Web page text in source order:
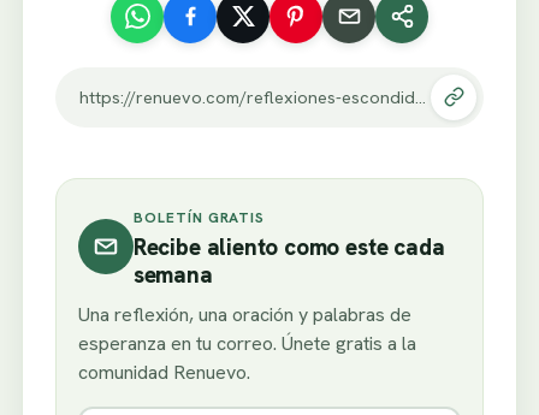
https://renuevo.com/reflexiones-escondido-en-el-hielo.html
BOLETÍN GRATIS
Recibe aliento como este cada
semana
Una reflexión, una oración y palabras de
esperanza en tu correo. Únete gratis a la
comunidad Renuevo.